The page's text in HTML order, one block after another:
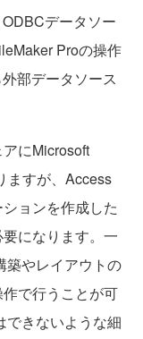
データソー
Proの操作
部データソース
にMicrosoft
ますが、Access
ョンを作成した
になります。一
築やレイアウトの
で行うことが可
できないような細